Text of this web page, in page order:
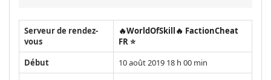
Serveur de rendez-
vous
🔥WorldOfSkill🔥 FactionCheat
FR ⭐
Début
10 août 2019 18 h 00 min